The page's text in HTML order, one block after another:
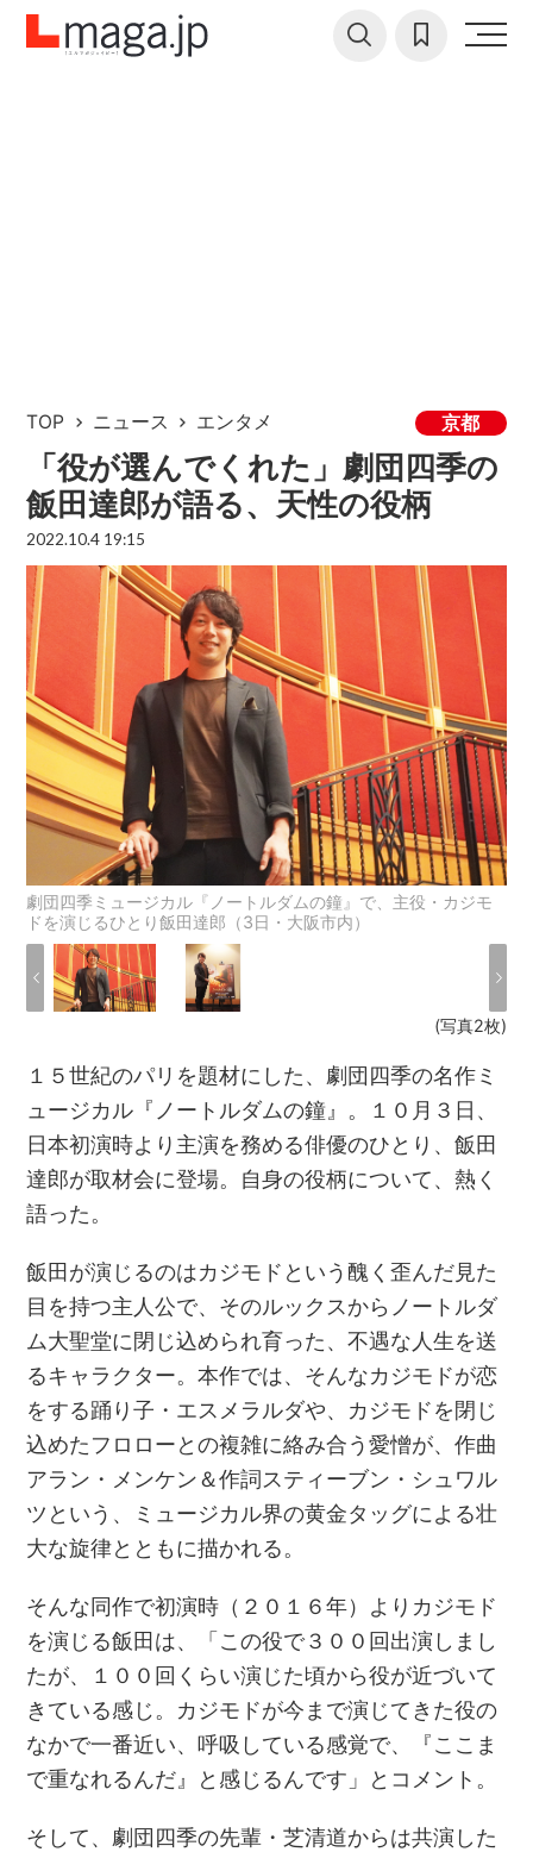
TOP ニュース エンタメ 京都
「役が選んでくれた」劇団四季の
飯田達郎が語る、天性の役柄
2022.10.4 19:15
劇団四季ミュージカル『ノートルダムの鐘』で、主役・カジモ
ドを演じるひとり飯田達郎（3日・大阪市内）
(写真2枚)
１５世紀のパリを題材にした、劇団四季の名作ミ
ュージカル『ノートルダムの鐘』。１０月３日、
日本初演時より主演を務める俳優のひとり、飯田
達郎が取材会に登場。自身の役柄について、熱く
語った。
飯田が演じるのはカジモドという醜く歪んだ見た
目を持つ主人公で、そのルックスからノートルダ
ム大聖堂に閉じ込められ育った、不遇な人生を送
るキャラクター。本作では、そんなカジモドが恋
をする踊り子・エスメラルダや、カジモドを閉じ
込めたフロローとの複雑に絡み合う愛憎が、作曲
アラン・メンケン＆作詞スティーブン・シュワル
ツという、ミュージカル界の黄金タッグによる壮
大な旋律とともに描かれる。
そんな同作で初演時（２０１６年）よりカジモド
を演じる飯田は、「この役で３００回出演しまし
たが、１００回くらい演じた頃から役が近づいて
きている感じ。カジモドが今まで演じてきた役の
なかで一番近い、呼吸している感覚で、『ここま
で重なれるんだ』と感じるんです」とコメント。
そして、劇団四季の先輩・芝清道からは共演した